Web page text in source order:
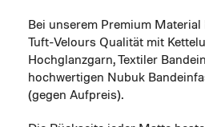
Bei unserem Premium
Tuft-Velours Qualität mit
Hochglanzgarn, Textiler
hochwertigen Nubuk
(gegen Aufpreis).